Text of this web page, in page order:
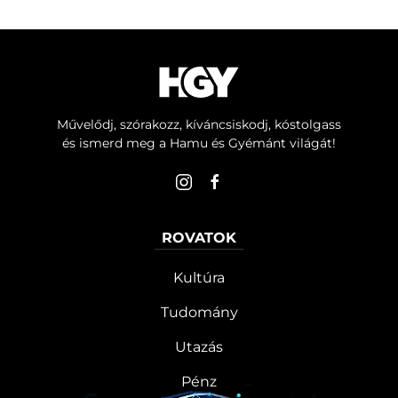
Művelődj, szórakozz, kíváncsiskodj, kóstolgass
és ismerd meg a Hamu és Gyémánt világát!
ROVATOK
Kultúra
Tudomány
Utazás
Pénz